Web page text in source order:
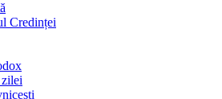
Credinței